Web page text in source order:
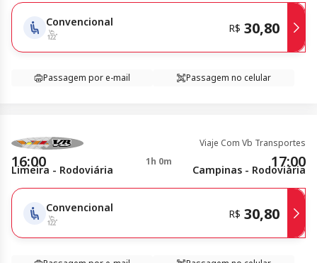
Convencional R$ 30,80
Passagem por e-mail Passagem no celular
Viaje Com Vb Transportes
16:00 1h 0m 17:00
Limeira - Rodoviária Campinas - Rodoviária
Convencional R$ 30,80